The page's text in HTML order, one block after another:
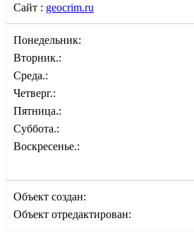
Сайт : geocrim.ru
Понедельник:
Вторник.:
Среда.:
Четверг.:
Пятница.:
Суббота.:
Воскресенье.:
Объект создан:
Объект отредактирован: